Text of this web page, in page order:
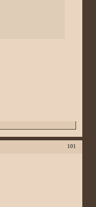
101